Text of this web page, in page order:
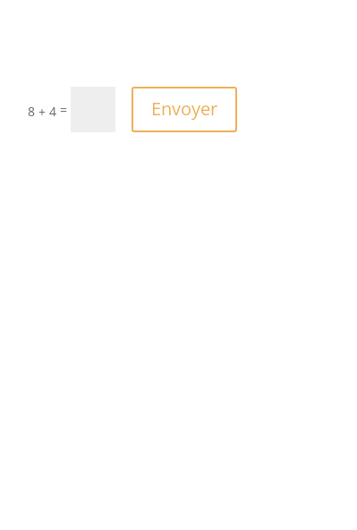
8 + 4 = Envoyer